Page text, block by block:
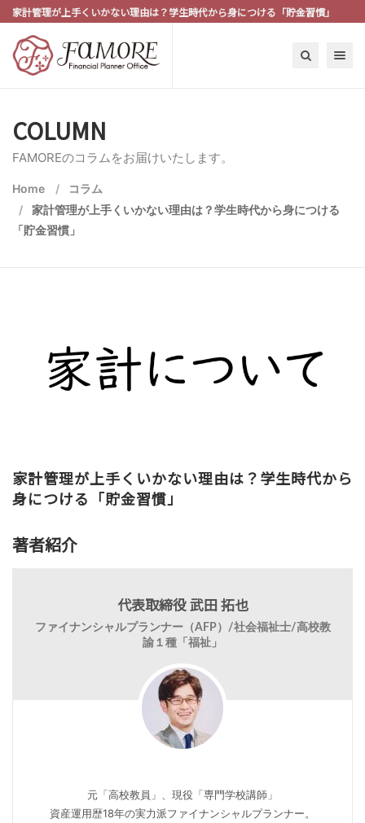
家計管理が上手くいかない理由は？学生時代から身につける「貯金習慣」
Toggle
COLUMN
FAMOREのコラムをお届けいたします。
Home
コラム
家計管理が上手くいかない理由は？学生時代から身につける
「貯金習慣」
家計管理が上手くいかない理由は？学生時代から
身につける「貯金習慣」
著者紹介
代表取締役 武田 拓也
ファイナンシャルプランナー（AFP）/社会福祉士/高校教
諭１種「福祉」
元「高校教員」、現役「専門学校講師」
資産運用歴18年の実力派ファイナンシャルプランナー。